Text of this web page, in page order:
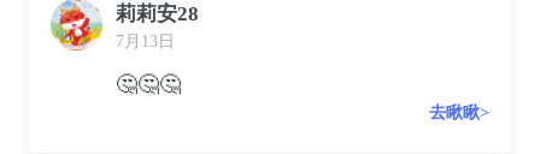
莉莉安28
7月13日
🤔🤔🤔
去瞅瞅>